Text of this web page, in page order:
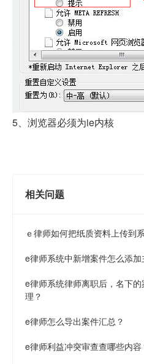
5、浏览器必须为ie内核
相关问题
ｅ律师如何把纸质资料上传到
e律师系统中新增案件怎么添加
e律师系统律师离职后，名下
理？
e律师怎么导出案件汇总？
e律师利益冲突审查查哪些内容